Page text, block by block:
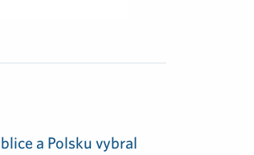
a Polsku vybral